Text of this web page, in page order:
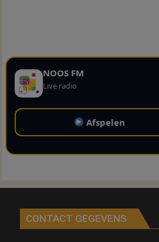
NOOS FM
Live radio
Afspelen
CONTACT GEGEVENS